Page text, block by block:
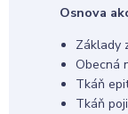
Osnova
Základy
Obecná
Tkáň
Tkáň